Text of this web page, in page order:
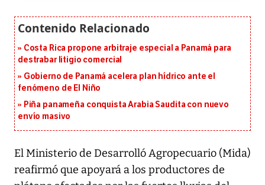
Costa Rica propone arbitraje especial a Panamá para
destrabar litigio comercial
Gobierno de Panamá acelera plan hídrico ante el
fenómeno de El Niño
Piña panameña conquista Arabia Saudita con nuevo
envío masivo
El Ministerio de Desarrolló Agropecuario (Mida)
reafirmó que apoyará a los productores de